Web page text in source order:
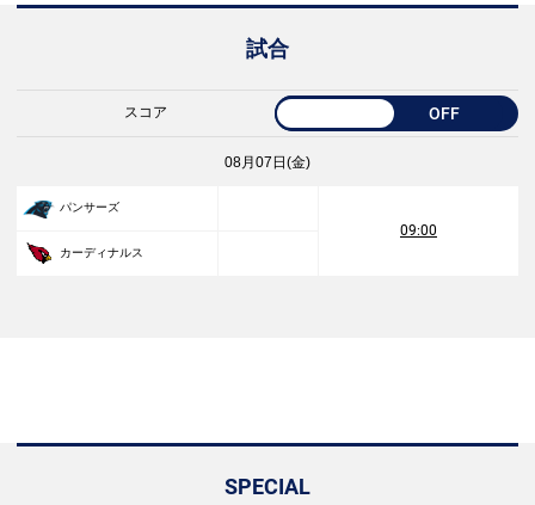
試合
スコア OFF
08月07日(金)
パンサーズ
09:00
カーディナルス
SPECIAL